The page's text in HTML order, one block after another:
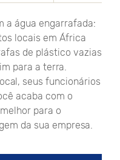
a água engarrafada:
locais em África
de plástico vazias
para a terra.
seus funcionários
acaba com o
para o
da sua empresa.